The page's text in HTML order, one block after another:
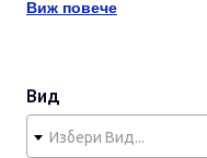
Виж повече
Вид
Избери Вид...